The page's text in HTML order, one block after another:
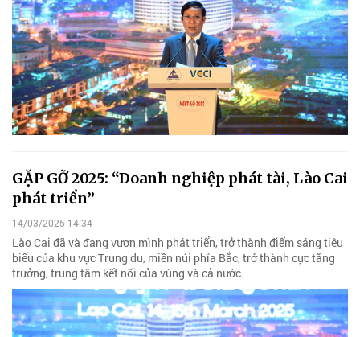
GẶP GỠ 2025: “Doanh nghiệp phát tài, Lào Cai
phát triển”
14/03/2025 14:34
Lào Cai đã và đang vươn mình phát triển, trở thành điểm sáng tiêu
biểu của khu vực Trung du, miền núi phía Bắc, trở thành cực tăng
trưởng, trung tâm kết nối của vùng và cả nước.